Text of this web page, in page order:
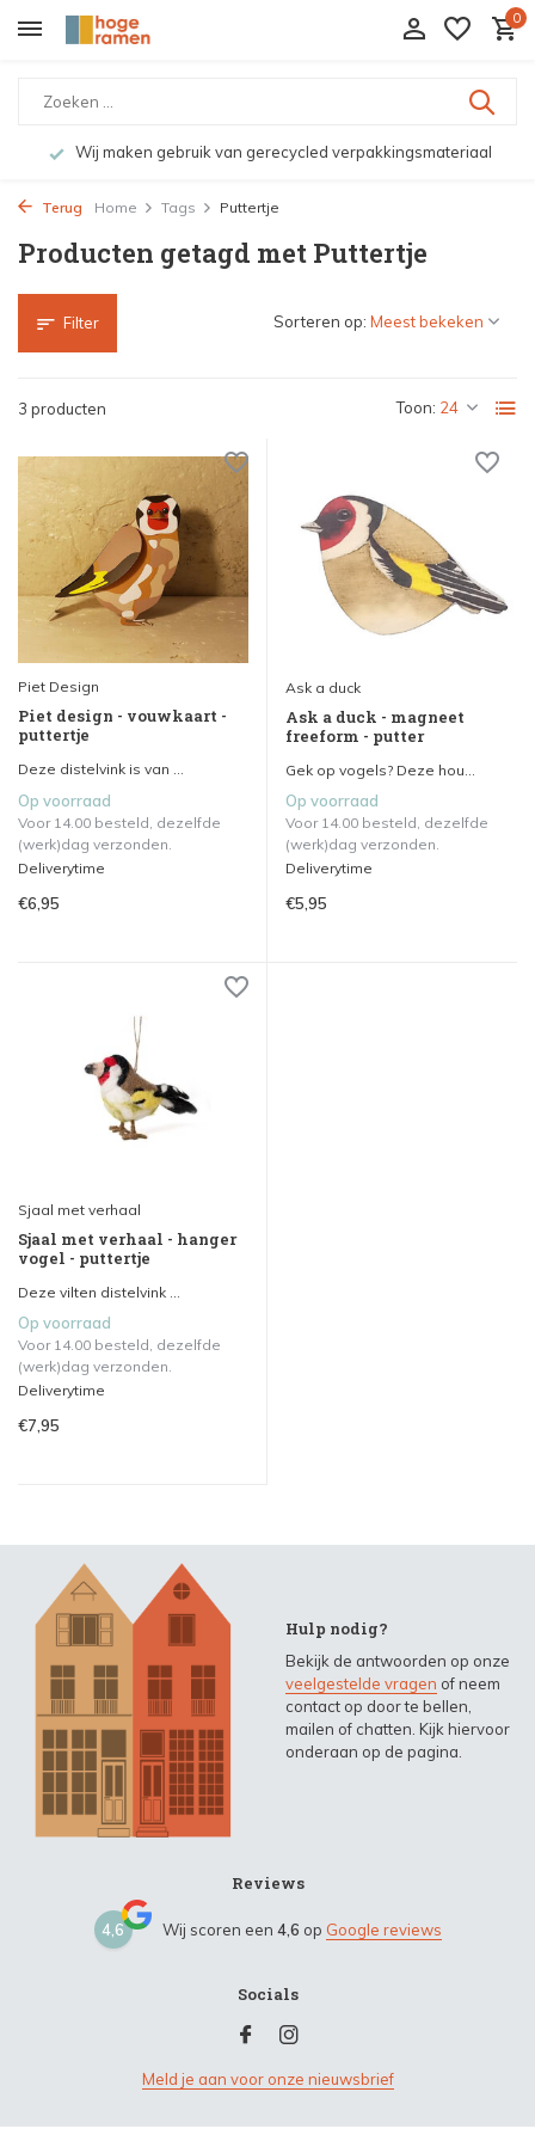
0
Wij maken gebruik van gerecycled verpakkingsmateriaal
Terug Home Tags Puttertje
Producten getagd met Puttertje
Filter
3 producten Toon:
Sorteren op:
Piet Design
Piet design - vouwkaart -
puttertje
Deze distelvink is van ...
Op voorraad
Voor 14.00 besteld, dezelfde
(werk)dag verzonden.
Deliverytime
€6,95
Ask a duck
Ask a duck - magneet
freeform - putter
Gek op vogels? Deze hou...
Op voorraad
Voor 14.00 besteld, dezelfde
(werk)dag verzonden.
Deliverytime
€5,95
Sjaal met verhaal
Sjaal met verhaal - hanger
vogel - puttertje
Deze vilten distelvink ...
Op voorraad
Voor 14.00 besteld, dezelfde
(werk)dag verzonden.
Deliverytime
€7,95
Hulp nodig?
Bekijk de antwoorden op onze
veelgestelde vragen of neem
contact op door te bellen,
mailen of chatten. Kijk hiervoor
onderaan op de pagina.
Reviews
4,6 Wij scoren een 4,6 op Google reviews
Socials
Meld je aan voor onze nieuwsbrief